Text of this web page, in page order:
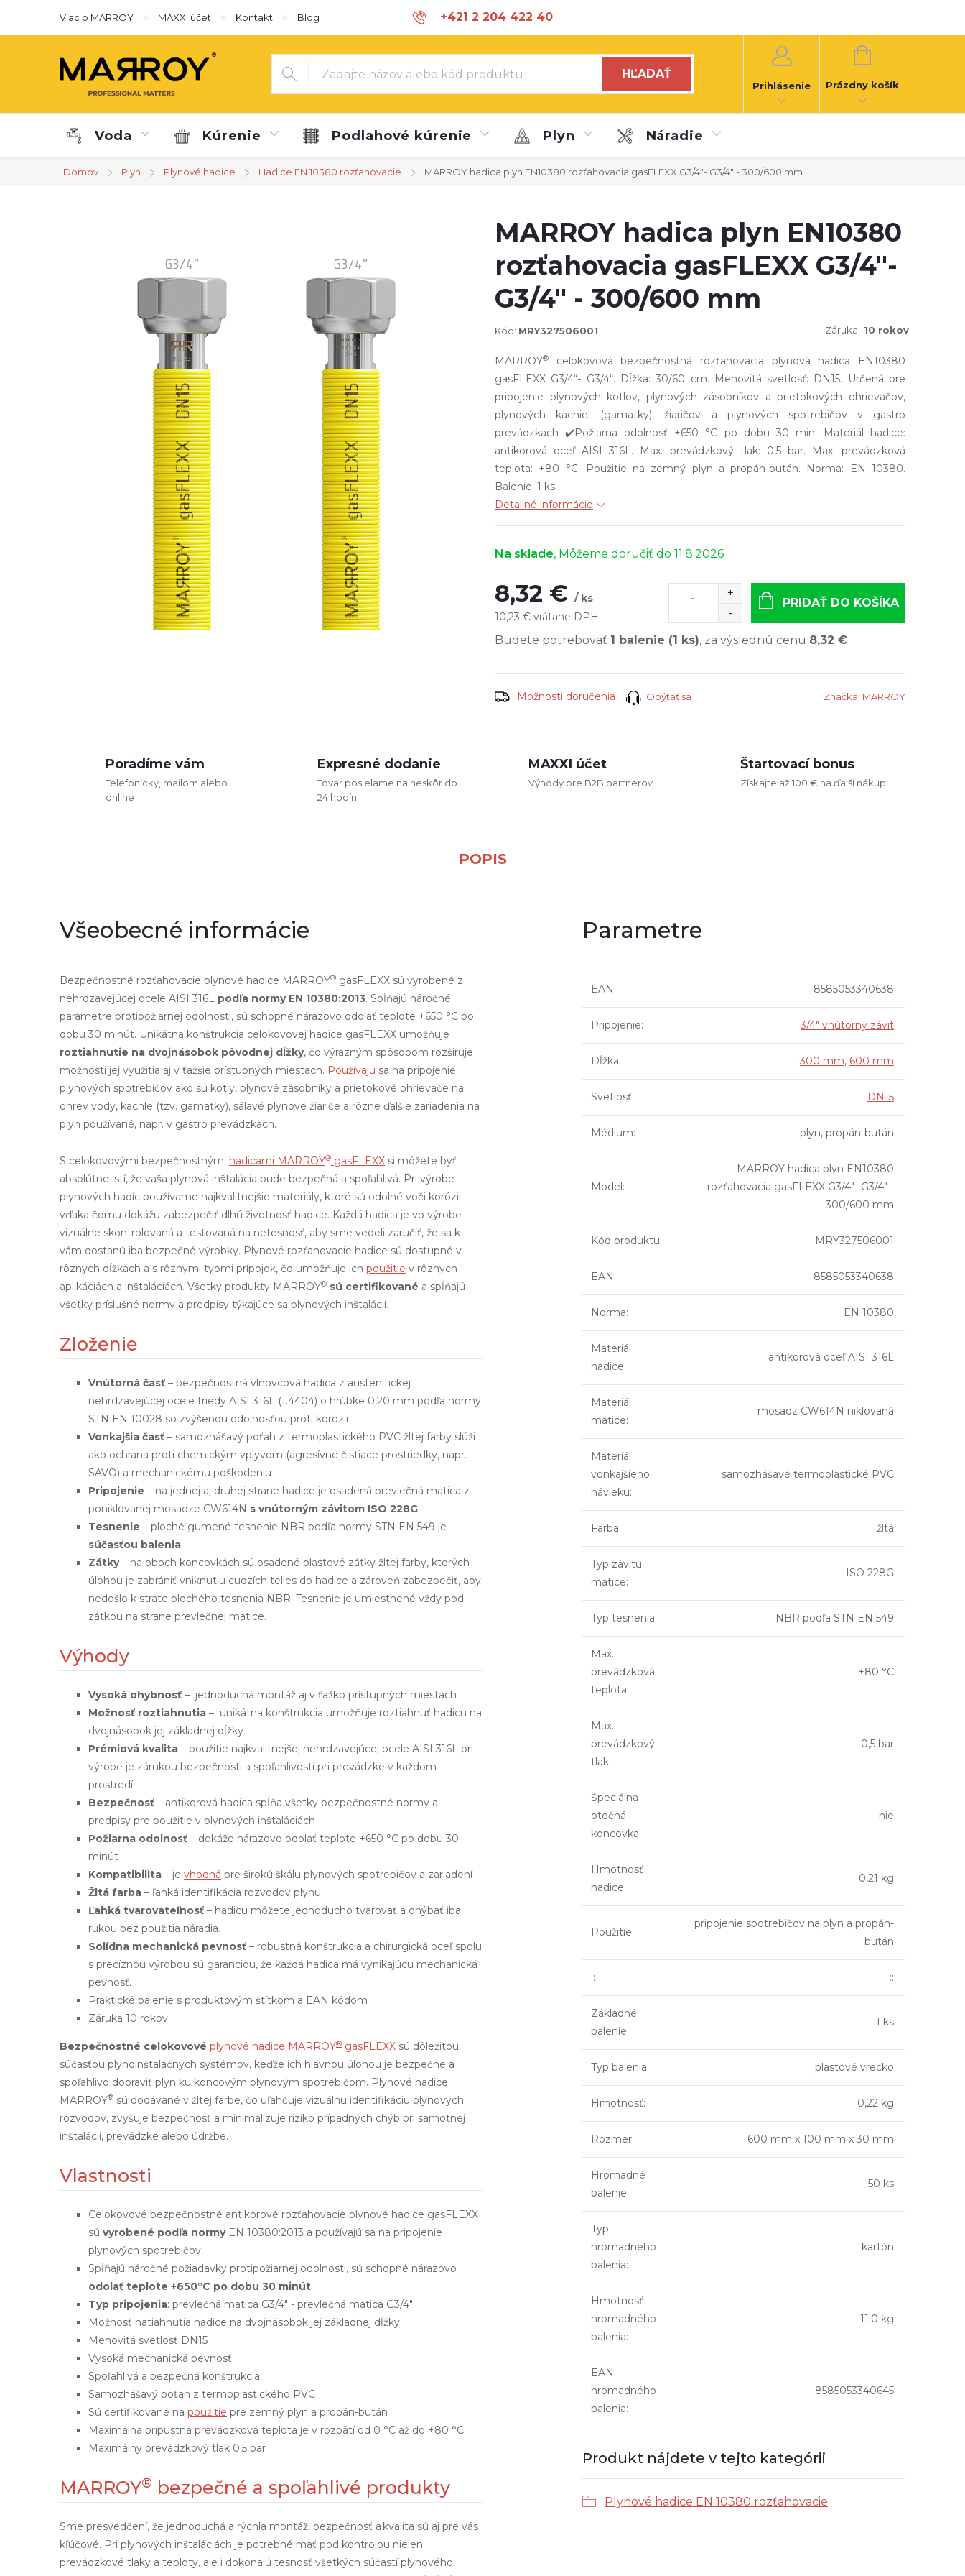
+421 2 204 422 40
info@marroy.com
Viac o MARROY MAXXI účet Kontakt Blog
HĽADAŤ
Prihlásenie
NÁKUPNÝ
Prázdny košík
Voda Kúrenie Podlahové kúrenie Plyn Náradie
Domov Plyn Plynové hadice Hadice EN 10380 rozťahovacie MARROY hadica plyn EN10380 rozťahovacia gasFLEXX G3/4"- G3/4" - 300/600 mm
MARROY hadica plyn EN10380
rozťahovacia gasFLEXX G3/4"-
G3/4" - 300/600 mm
Kód: MRY327506001 Záruka: 10 rokov
MARROY®
celokovová bezpečnostná rozťahovacia plynová hadica EN10380
gasFLEXX G3/4“- G3/4“. Dĺžka: 30/60 cm. Menovitá svetlosť: DN15. Určená pre
pripojenie plynových kotlov, plynových zásobníkov a prietokových ohrievačov,
plynových kachiel (gamatky), žiaričov a plynových spotrebičov v gastro
prevádzkach ✔️Požiarna odolnosť +650 °C po dobu 30 min. Materiál hadice:
antikorová oceľ AISI 316L. Max. prevádzkový tlak: 0,5 bar. Max. prevádzková
teplota: +80 °C. Použitie na zemný plyn a propán-bután. Norma: EN 10380.
Balenie: 1 ks.
Detailné informácie
Na sklade 11.8.2026
8,32 € / ks
10,23 € vrátane DPH
PRIDAŤ DO KOŠÍKA
Budete potrebovať 1 balenie (1 ks), za výslednú cenu 8,32 €
Možnosti doručenia Opýtať sa Značka: MARROY
Poradíme vám
Telefonicky, mailom alebo
online
Expresné dodanie
Tovar posielame najneskôr do
24 hodín
MAXXI účet
Výhody pre B2B partnerov
Štartovací bonus
Získajte až 100 € na ďalší nákup
POPIS
Všeobecné informácie
Bezpečnostné rozťahovacie plynové hadice MARROY® gasFLEXX sú vyrobené z
nehrdzavejúcej ocele AISI 316L podľa normy EN 10380:2013. Spĺňajú náročné
parametre protipožiarnej odolnosti, sú schopné nárazovo odolať teplote +650 °C po
dobu 30 minút. Unikátna konštrukcia celokovovej hadice gasFLEXX umožňuje
roztiahnutie na dvojnásobok pôvodnej dĺžky, čo výrazným spôsobom rozširuje
možnosti jej využitia aj v ťažšie prístupných miestach. Používajú sa na pripojenie
plynových spotrebičov ako sú kotly, plynové zásobníky a prietokové ohrievače na
ohrev vody, kachle (tzv. gamatky), sálavé plynové žiariče a rôzne ďalšie zariadenia na
plyn používané, napr. v gastro prevádzkach.
S celokovovými bezpečnostnými hadicami MARROY® gasFLEXX si môžete byť
absolútne istí, že vaša plynová inštalácia bude bezpečná a spoľahlivá. Pri výrobe
plynových hadíc používame najkvalitnejšie materiály, ktoré sú odolné voči korózii
vďaka čomu dokážu zabezpečiť dlhú životnosť hadice. Každá hadica je vo výrobe
vizuálne skontrolovaná a testovaná na netesnosť, aby sme vedeli zaručiť, že sa k
vám dostanú iba bezpečné výrobky. Plynové rozťahovacie hadice sú dostupné v
rôznych dĺžkach a s rôznymi typmi prípojok, čo umožňuje ich použitie v rôznych
aplikáciách a inštaláciách. Všetky produkty MARROY® sú certifikované a spĺňajú
všetky príslušné normy a predpisy týkajúce sa plynových inštalácií.
Zloženie
Vnútorná časť – bezpečnostná vlnovcová hadica z austenitickej
nehrdzavejúcej ocele triedy AISI 316L (1.4404) o hrúbke 0,20 mm podľa normy
STN EN 10028 so zvýšenou odolnosťou proti korózii
Vonkajšia časť – samozhášavý poťah z termoplastického PVC žltej farby slúži
ako ochrana proti chemickým vplyvom (agresívne čistiace prostriedky, napr.
SAVO) a mechanickému poškodeniu
Pripojenie – na jednej aj druhej strane hadice je osadená prevlečná matica z
poniklovanej mosadze CW614N s vnútorným závitom ISO 228G
Tesnenie – ploché gumené tesnenie NBR podľa normy STN EN 549 je
súčasťou balenia
Zátky– na oboch koncovkách sú osadené plastové zátky žltej farby, ktorých
úlohou je zabrániť vniknutiu cudzích telies do hadice a zároveň zabezpečiť, aby
nedošlo k strate plochého tesnenia NBR. Tesnenie je umiestnené vždy pod
zátkou na strane prevlečnej matice.
Výhody
Vysoká ohybnosť – jednoduchá montáž aj v ťažko prístupných miestach
Možnosť roztiahnutia – unikátna konštrukcia umožňuje roztiahnuť hadicu na
dvojnásobok jej základnej dĺžky
Prémiová kvalita – použitie najkvalitnejšej nehrdzavejúcej ocele AISI 316L pri
výrobe je zárukou bezpečnosti a spoľahlivosti pri prevádzke v každom
prostredí
Bezpečnosť – antikorová hadica spĺňa všetky bezpečnostné normy a
predpisy pre použitie v plynových inštaláciách
Požiarna odolnosť – dokáže nárazovo odolať teplote +650 °C po dobu 30
minút
Kompatibilita – je vhodná pre širokú škálu plynových spotrebičov a zariadení
Žltá farba – ľahká identifikácia rozvodov plynu.
Ľahká tvarovateľnosť – hadicu môžete jednoducho tvarovať a ohýbať iba
rukou bez použitia náradia.
Solídna mechanická pevnosť – robustná konštrukcia a chirurgická oceľ spolu
s precíznou výrobou sú garanciou, že každá hadica má vynikajúcu mechanická
pevnosť.
Praktické balenie s produktovým štítkom a EAN kódom
Záruka 10 rokov
Bezpečnostné celokovové plynové hadice MARROY® gasFLEXX sú dôležitou
súčasťou plynoinštalačných systémov, keďže ich hlavnou úlohou je bezpečne a
spoľahlivo dopraviť plyn ku koncovým plynovým spotrebičom. Plynové hadice
MARROY® sú dodávané v žltej farbe, čo uľahčuje vizuálnu identifikáciu plynových
rozvodov, zvyšuje bezpečnosť a minimalizuje riziko prípadných chýb pri samotnej
inštalácii, prevádzke alebo údržbe.
Vlastnosti
Celokovové bezpečnostné antikorové rozťahovacie plynové hadice gasFLEXX
sú vyrobené podľa normyEN 10380:2013 a používajú sa na pripojenie
plynových spotrebičov
Spĺňajú náročné požiadavky protipožiarnej odolnosti, sú schopné nárazovo
odolať teplote +650°C po dobu 30 minút
Typ pripojenia: prevlečná matica G3/4" - prevlečná matica G3/4"
Možnosť natiahnutia hadice na dvojnásobok jej základnej dĺžky
Menovitá svetlosť DN15
Vysoká mechanická pevnosť
Spoľahlivá a bezpečná konštrukcia
Samozhášavý poťah z termoplastického PVC
Sú certifikované na použitie pre zemný plyn a propán-bután
Maximálna prípustná prevádzková teplota je v rozpätí od 0 °C až do +80 °C
Maximálny prevádzkový tlak 0,5 bar
MARROY® bezpečné a spoľahlivé produkty
Sme presvedčení, že jednoduchá a rýchla montáž, bezpečnosť a kvalita sú aj pre vás
kľúčové. Pri plynových inštaláciách je potrebné mať pod kontrolou nielen
prevádzkové tlaky a teploty, ale i dokonalú tesnosť všetkých súčastí plynového
Parametre
EAN: 8585053340638
Pripojenie: 3/4" vnútorný závit
Dĺžka: 300 mm, 600 mm
Svetlosť: DN15
Médium: plyn, propán-bután
Model:
MARROY hadica plyn EN10380
rozťahovacia gasFLEXX G3/4"- G3/4" -
300/600 mm
Kód produktu: MRY327506001
EAN: 8585053340638
Norma: EN 10380
Materiál
hadice:
antikorová oceľ AISI 316L
Materiál
matice:
mosadz CW614N niklovaná
Materiál
vonkajšieho
návleku:
samozhášavé termoplastické PVC
Farba: žltá
Typ závitu
matice:
ISO 228G
Typ tesnenia: NBR podľa STN EN 549
Max.
prevádzková
teplota:
+80 °C
Max.
prevádzkový
tlak:
0,5 bar
Špeciálna
otočná
koncovka:
nie
Hmotnosť
hadice:
0,21 kg
Použitie:
pripojenie spotrebičov na plyn a propán-
bután
:: ::
Základné
balenie:
1 ks
Typ balenia: plastové vrecko
Hmotnosť: 0,22 kg
Rozmer: 600 mm x 100 mm x 30 mm
Hromadné
balenie:
50 ks
Typ
hromadného
balenia:
kartón
Hmotnosť
hromadného
balenia:
11,0 kg
EAN
hromadného
balenia:
8585053340645
Produkt nájdete v tejto kategórii
Plynové hadice EN 10380 rozťahovacie